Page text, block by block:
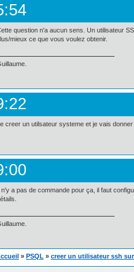
question n'a aucun sens. Un utilisateur
mieux ce que vous voulez obtenir.
creer un utilsateur systeme et je vais
n'y a pas de commande pour ça, il faut
» PSQL » creer un utilisateur ssh